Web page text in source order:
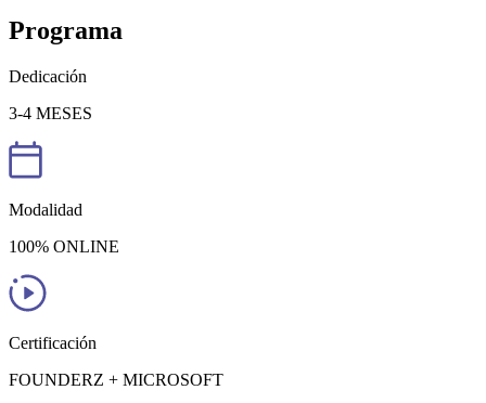
Programa
Dedicación
3-4 MESES
Modalidad
100% ONLINE
Certificación
FOUNDERZ + MICROSOFT